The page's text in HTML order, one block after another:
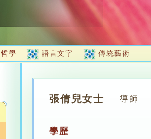
哲學 語言文字 傳統藝術
張倩兒女士 導師
學歷